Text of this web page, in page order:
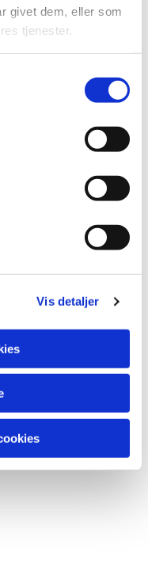
givet dem, eller som
tjenester.
Vis detaljer
kunne lide...